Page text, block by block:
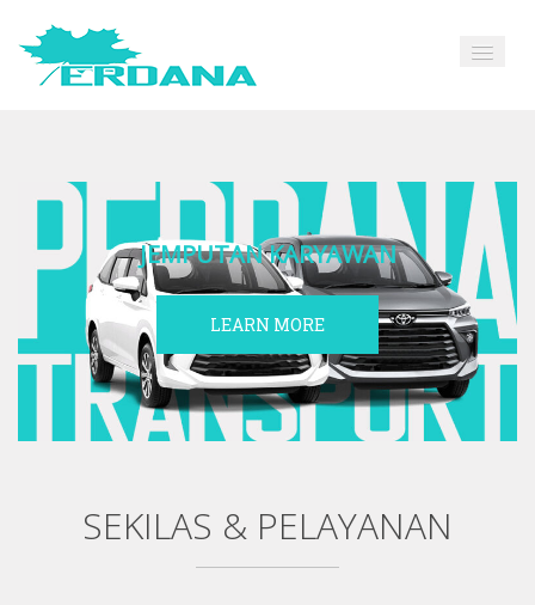
JEMPUTAN KARYAWAN
LEARN MORE
SEKILAS & PELAYANAN